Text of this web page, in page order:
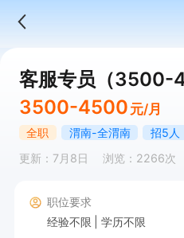
客服专员（3500-
3500-4500 元/月
全职 渭南-全渭南
招5人
更新：7月8日
浏览：2266次
职位要求
经验不限
学历不限